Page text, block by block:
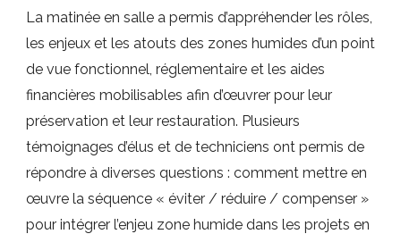
La matinée en salle a permis d’appréhender les rôles,
les enjeux et les atouts des zones humides d’un point
de vue fonctionnel, réglementaire et les aides
financières mobilisables afin d’œuvrer pour leur
préservation et leur restauration. Plusieurs
témoignages d’élus et de techniciens ont permis de
répondre à diverses questions : comment mettre en
œuvre la séquence « éviter / réduire / compenser »
pour intégrer l’enjeu zone humide dans les projets en